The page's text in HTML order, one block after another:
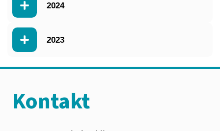
2024
2023
Kontakt